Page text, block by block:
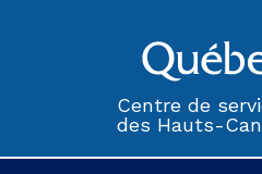
Centre de
des Hauts-